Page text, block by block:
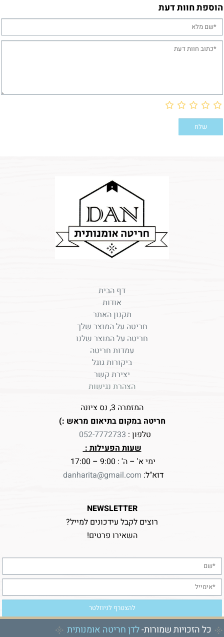
הוספת חוות דעת
דף הבית
אודות
תקנון האתר
חריטה על המוצר שלך
חריטה על המוצר שלנו
עמדות חריטה
ביקורות גוגל
יצירת קשר
הצהרת נגישות
המזמרה 3, נס ציונה
חריטה במקום בתיאום מראש :)
טלפון : 052-7772733
שעות הפעילות :
ימי א' – ה' : 9:00 – 17:00
דוא"ל: danharita@gmail.com
NEWSLETTER
רוצים לקבל עידכונים למייל?
השאירו פרטים!
כל הזכויות שמורות-לדן חריטה אומנותית